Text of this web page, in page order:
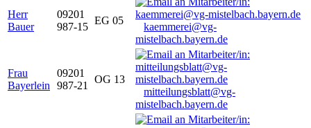
Herr
Bauer
09201
987-15
EG 05
kaemmerei@vg-
mistelbach.bayern.de
Frau
Bayerlein
09201
987-21
OG 13
mitteilungsblatt@vg-
mistelbach.bayern.de